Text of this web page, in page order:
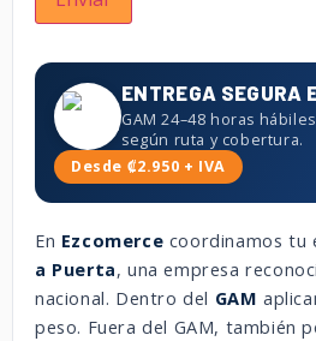
ENTREGA SEGURA
GAM 24–48 horas
según ruta y cobertura.
Desde ₡2.950 + IVA
En Ezcomerce coordinamos tu
a Puerta, una empresa
nacional. Dentro del GAM
peso. Fuera del GAM, también